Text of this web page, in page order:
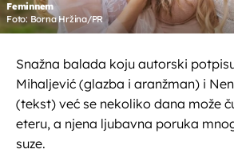
Feminnem
Foto: Borna Hržina/PR
Snažna balada koju autorski
Mihaljević (glazba i aranžman) i
(tekst) već se nekoliko dana može
eteru, a njena ljubavna poruka
suze.